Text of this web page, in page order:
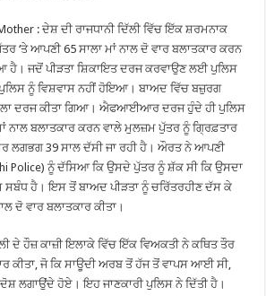
: ਦੇਸ਼ ਦੀ ਰਾਜਧਾਨੀ ਦਿੱਲੀ ਵਿੱਚ ਇੱਕ ਸ਼ਰਮਨਾਕ
‘ਤੇ ਆਪਣੀ 65 ਸਾਲਾ ਮਾਂ ਨਾਲ ਦੋ ਵਾਰ ਬਲਾਤਕਾਰ ਕਰਨ
ਜਦੋਂ ਪੀੜਤਾ ਸ਼ਿਕਾਇਤ ਦਰਜ ਕਰਵਾਉਣ ਲਈ ਪੁਲਿਸ
ਨੂੰ ਵਿਸ਼ਵਾਸ ਨਹੀਂ ਹੋਇਆ। ਬਾਅਦ ਵਿੱਚ ਬਜ਼ੁਰਗ
ਦਰਜ ਕੀਤਾ ਗਿਆ। ਐਫਆਈਆਰ ਦਰਜ ਹੁੰਦੇ ਹੀ ਪੁਲਿਸ
ਬਲਾਤਕਾਰ ਕਰਨ ਵਾਲੇ ਮੁਲਜ਼ਮ ਪੁੱਤਰ ਨੂੰ ਗ੍ਰਿਫ਼ਤਾਰ
ਲਗਭਗ 39 ਸਾਲ ਦੱਸੀ ਜਾ ਰਹੀ ਹੈ। ਔਰਤ ਨੇ ਆਪਣੀ
Police) ਨੂੰ ਦੱਸਿਆ ਕਿ ਉਸਦੇ ਪੁੱਤਰ ਨੂੰ ਸ਼ੱਕ ਸੀ ਕਿ ਉਸਦਾ
ਹੈ। ਇਸ ਤੋਂ ਬਾਅਦ ਪੀੜਤਾ ਨੂੰ ਚਰਿੱਤਰਹੀਣ ਦੱਸ ਕੇ
ਦੋ ਵਾਰ ਬਲਾਤਕਾਰ ਕੀਤਾ।
ਦੇ ਹੌਜ਼ ਕਾਜ਼ੀ ਇਲਾਕੇ ਵਿੱਚ ਇੱਕ ਵਿਅਕਤੀ ਨੇ ਕਥਿਤ ਤੌਰ
ਕੀਤਾ, ਜੋ ਕਿ ਸਾਊਦੀ ਅਰਬ ਤੋਂ ਹੱਜ ਤੋਂ ਵਾਪਸ ਆਈ ਸੀ,
ਲਗਾਉਂਦੇ ਹੋਏ। ਇਹ ਜਾਣਕਾਰੀ ਪੁਲਿਸ ਨੇ ਦਿੱਤੀ ਹੈ।